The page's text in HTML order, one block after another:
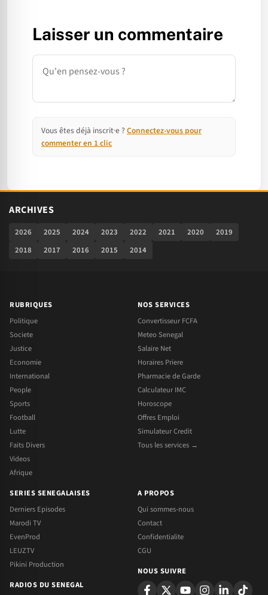
Laisser un commentaire
Commentaire
Vous êtes déjà inscrit·e ? Connectez-vous pour
commenter en 1 clic
ARCHIVES
2026 2025 2024 2023 2022 2021 2020
2019
2018
2017 2016 2015 2014
RUBRIQUES
Politique
Societe
Justice
Economie
International
People
Sports
Football
Lutte
Faits Divers
Videos
Afrique
NOS SERVICES
Convertisseur FCFA
Meteo Senegal
Salaire Net
Horaires Priere
Pharmacie de Garde
Calculateur IMC
Horoscope
Offres Emploi
Simulateur Credit
Tous les services →
SERIES SENEGALAISES
Derniers Episodes
Marodi TV
EvenProd
LEUZTV
Pikini Production
RADIOS DU SENEGAL
A PROPOS
Qui sommes-nous
Contact
Confidentialite
CGU
NOUS SUIVRE